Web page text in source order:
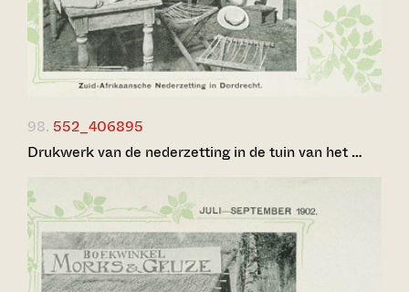
98. 552_406895
Drukwerk van de nederzetting in de tuin van het …